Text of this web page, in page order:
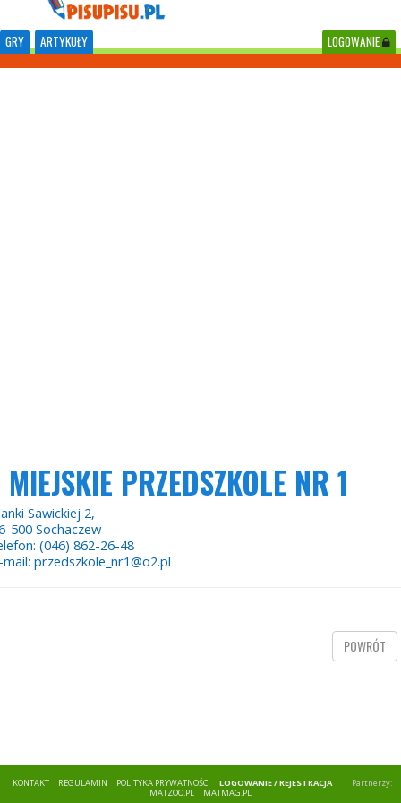
GRY ARTYKUŁY LOGOWANIE
MIEJSKIE PRZEDSZKOLE NR 1
Sawickiej 2,
500 Sochaczew
(046) 862-26-48
przedszkole_nr1@o2.pl
POWRÓT
KONTAKT REGULAMIN POLITYKA PRYWATNOŚCI LOGOWANIE / REJESTRACJA
Partnerzy:
MATZOO.PL
MATMAG.PL